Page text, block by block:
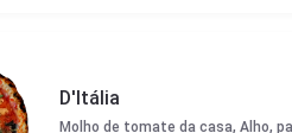
D'Itália
Molho de tomate da casa, Alho,